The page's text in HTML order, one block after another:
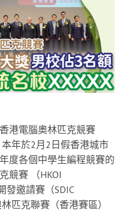
港電腦奧林匹克競賽
本年於2月2日假香港城市
度各個中學生編程競賽的
競賽 （HKOI
發邀請賽（SDIC
匹克聯賽（香港賽區）